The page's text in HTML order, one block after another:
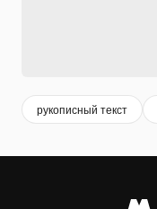
рукописный текст